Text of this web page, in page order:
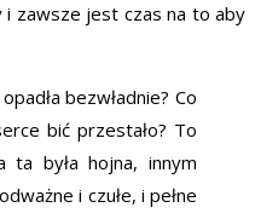
zawsze jest czas na to aby
bezwładnie? Co
bić przestało? To
była hojna, innym
i czułe, i pełne